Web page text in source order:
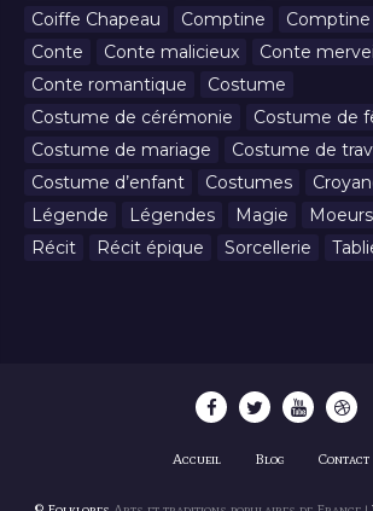
Coiffe Chapeau
Comptine
Conte
Conte malicieux
Conte
Conte romantique
Costume
Costume de cérémonie
Costume de
Costume de mariage
Costume de
Costume d’enfant
Costumes
Légende
Légendes Magie Moeurs
Récit
Récit épique Sorcellerie
Accueil Blog Contact